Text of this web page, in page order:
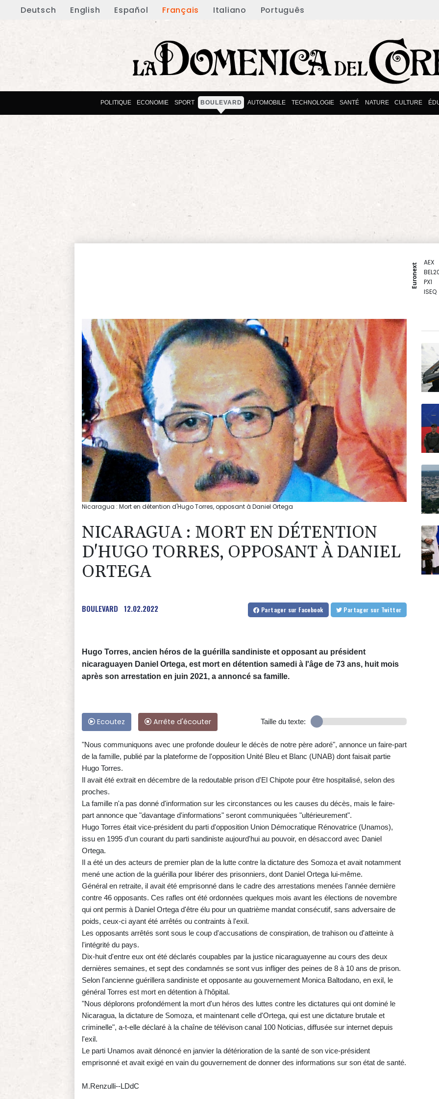
Deutsch English Español Français Italiano Português
POLITIQUE ECONOMIE SPORT BOULEVARD AUTOMOBILE TECHNOLOGIE SANTÉ NATURE CULTURE
Euronext
AEX
PX1
ISEQ
Nicaragua : Mort en détention d'Hugo Torres, opposant à Daniel Ortega
NICARAGUA : MORT EN DÉTENTION
D'HUGO TORRES, OPPOSANT À DANIEL
ORTEGA
BOULEVARD 12.02.2022 Partager sur Facebook Partager sur Twitter
Hugo Torres, ancien héros de la guérilla sandiniste et opposant au président
nicaraguayen Daniel Ortega, est mort en détention samedi à l'âge de 73 ans, huit mois
après son arrestation en juin 2021, a annoncé sa famille.
Ecoutez Arrête d'écouter Taille du texte:
"Nous communiquons avec une profonde douleur le décès de notre père adoré", annonce un faire-part
de la famille, publié par la plateforme de l'opposition Unité Bleu et Blanc (UNAB) dont faisait partie
Hugo Torres.
Il avait été extrait en décembre de la redoutable prison d'El Chipote pour être hospitalisé, selon des
proches.
La famille n'a pas donné d'information sur les circonstances ou les causes du décès, mais le faire-
part annonce que "davantage d'informations" seront communiquées "ultérieurement".
Hugo Torres était vice-président du parti d'opposition Union Démocratique Rénovatrice (Unamos),
issu en 1995 d'un courant du parti sandiniste aujourd'hui au pouvoir, en désaccord avec Daniel
Ortega.
Il a été un des acteurs de premier plan de la lutte contre la dictature des Somoza et avait notamment
mené une action de la guérilla pour libérer des prisonniers, dont Daniel Ortega lui-même.
Général en retraite, il avait été emprisonné dans le cadre des arrestations menées l'année dernière
contre 46 opposants. Ces rafles ont été ordonnées quelques mois avant les élections de novembre
qui ont permis à Daniel Ortega d'être élu pour un quatrième mandat consécutif, sans adversaire de
poids, ceux-ci ayant été arrêtés ou contraints à l'exil.
Les opposants arrêtés sont sous le coup d'accusations de conspiration, de trahison ou d'atteinte à
l'intégrité du pays.
Dix-huit d'entre eux ont été déclarés coupables par la justice nicaraguayenne au cours des deux
dernières semaines, et sept des condamnés se sont vus infliger des peines de 8 à 10 ans de prison.
Selon l'ancienne guérillera sandiniste et opposante au gouvernement Monica Baltodano, en exil, le
général Torres est mort en détention à l'hôpital.
"Nous déplorons profondément la mort d'un héros des luttes contre les dictatures qui ont dominé le
Nicaragua, la dictature de Somoza, et maintenant celle d'Ortega, qui est une dictature brutale et
criminelle", a-t-elle déclaré à la chaîne de télévison canal 100 Noticias, diffusée sur internet depuis
l'exil.
Le parti Unamos avait dénoncé en janvier la détérioration de la santé de son vice-président
emprisonné et avait exigé en vain du gouvernement de donner des informations sur son état de santé.
M.Renzulli--LDdC